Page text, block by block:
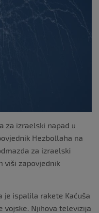
o
za izraelski napad u
Hezbollaha na
za izraelski
viši zapovjednik
je ispalila rakete Kaćuša
vojske. Njihova televizija